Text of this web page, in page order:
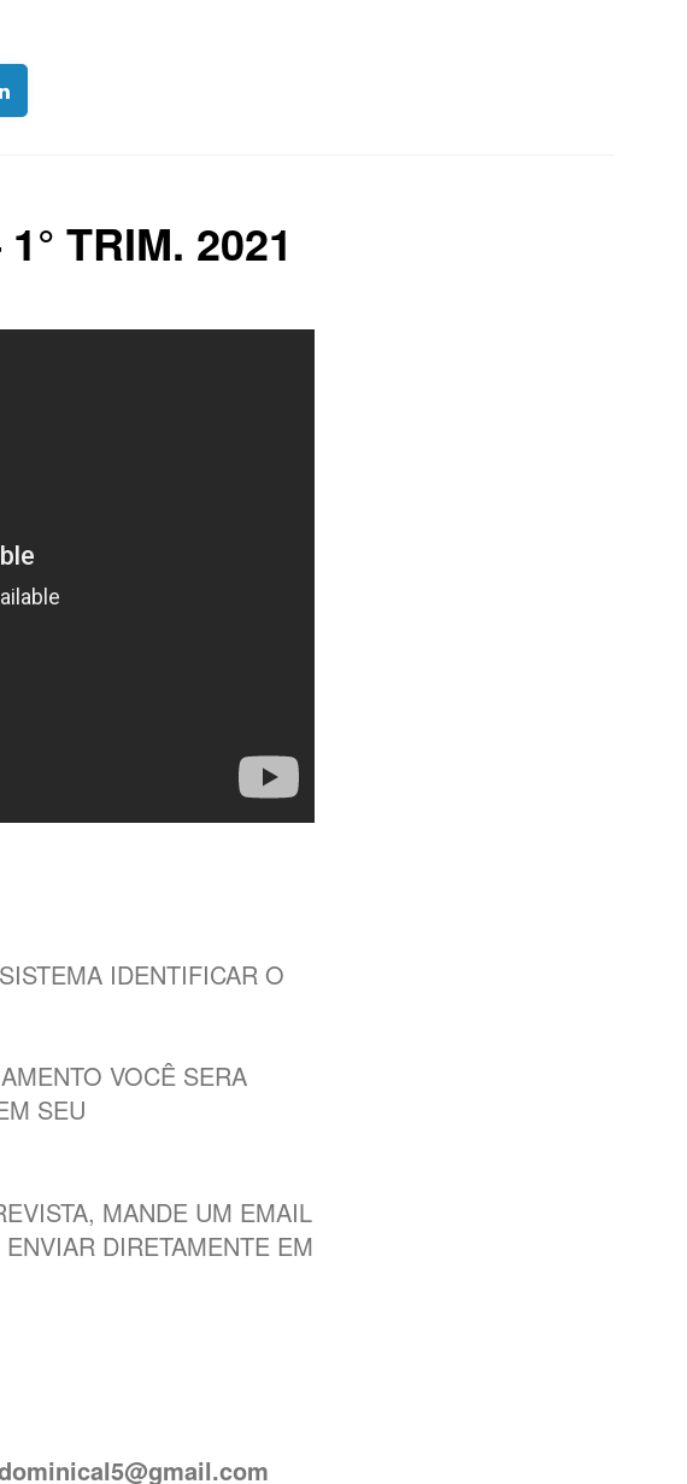
TRIM. 2021
IDENTIFICAR O
VOCÊ SERA
SEU
MANDE UM EMAIL
DIRETAMENTE EM